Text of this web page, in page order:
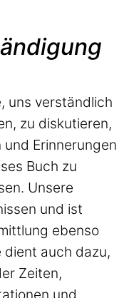
uns verständlich
zu diskutieren,
Erinnerungen
Buch zu
Unsere
und ist
ebenso
dient auch dazu,
Zeiten,
und